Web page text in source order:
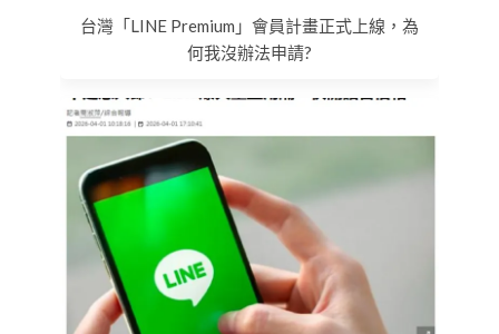
台灣「LINE Premium」會員計畫正式上線，為
何我沒辦法申請?